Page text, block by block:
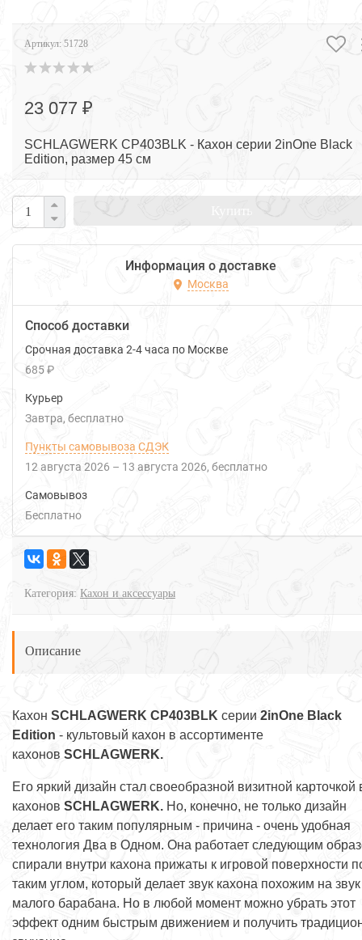
Артикул: 51728
23 077 ₽
SCHLAGWERK CP403BLK - Кахон серии 2inOne Black
Edition, размер 45 см
Купить
Информация о доставке
Москва
Способ доставки
Срочная доставка 2-4 часа по Москве
685 ₽
Курьер
Завтра
Бесплатно
Пункты самовывоза СДЭК
12 августа 2026 – 13 августа 2026 Бесплатно
Самовывоз
Бесплатно
Категория: Кахон и аксессуары
Описание
Кахон SCHLAGWERK CP403BLK серии 2inOne Black
Edition - культовый кахон в ассортименте
кахонов SCHLAGWERK.
Его яркий дизайн стал своеобразной визитной карточкой
кахонов SCHLAGWERK. Но, конечно, не только дизайн
делает его таким популярным - причина - очень удобная
технология Два в Одном. Она работает следующим
спирали внутри кахона прижаты к игровой поверхности
таким углом, который делает звук кахона похожим на звук
малого барабана. Но в любой момент можно убрать этот
эффект одним быстрым движением и получить